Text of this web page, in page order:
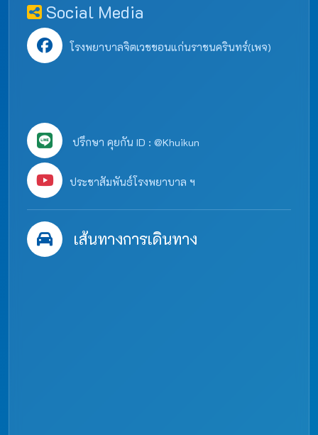
Social Media
โรงพยาบาลจิตเวชขอนแก่นราชนครินทร์(เพจ)
ปรึกษา คุยกัน ID : @Khuikun
ประชาสัมพันธ์โรงพยาบาล ฯ
เส้นทางการเดินทาง